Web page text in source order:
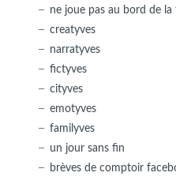
ne joue pas au bord de la
creatyves
narratyves
fictyves
cityves
emotyves
familyves
un jour sans fin
brèves de comptoir